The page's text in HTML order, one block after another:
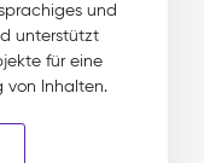
und
unterstützt
für eine
von Inhalten.